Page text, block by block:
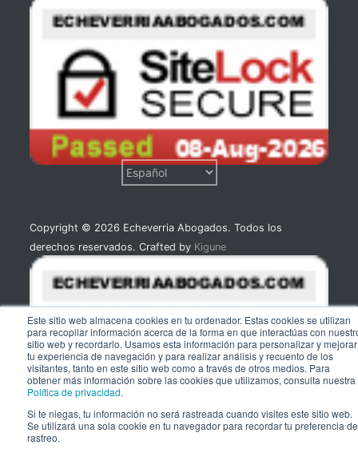
Este sitio web almacena cookies en tu ordenador. Estas cookies se utilizan
para recopilar información acerca de la forma en que interactúas con
sitio web y recordarlo. Usamos esta información para personalizar y mejorar
tu experiencia de navegación y para realizar análisis y recuento de los
visitantes, tanto en este sitio web como a través de otros medios. Para
obtener más información sobre las cookies que utilizamos, consulta nuestra
Política de privacidad.
Si te niegas, tu información no será rastreada cuando visites este sitio web.
Se utilizará una sola cookie en tu navegador para recordar tu preferencia de
rastreo.
Copyright © 2026 Echeverria Abogados. Todos los
derechos reservados. Crafted by Kigune